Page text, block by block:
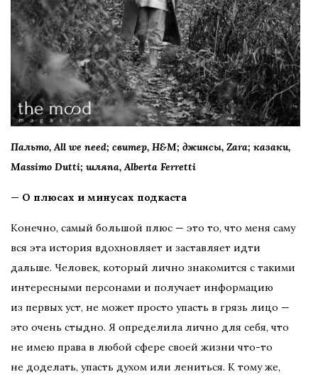
Пальто, All we need; свитер, H&M; джинсы, Zara; казаки,
Massimo Dutti; шляпа, Alberta Ferretti
— О плюсах и минусах подкаста
Конечно, самый большой плюс — это то, что меня саму
вся эта история вдохновляет и заставляет идти
дальше. Человек, который лично знакомится с такими
интересными персонами и получает информацию
из первых уст, не может просто упасть в грязь лицо —
это очень стыдно. Я определила лично для себя, что
не имею права в любой сфере своей жизни что-то
не доделать, упасть духом или лениться. К тому же,